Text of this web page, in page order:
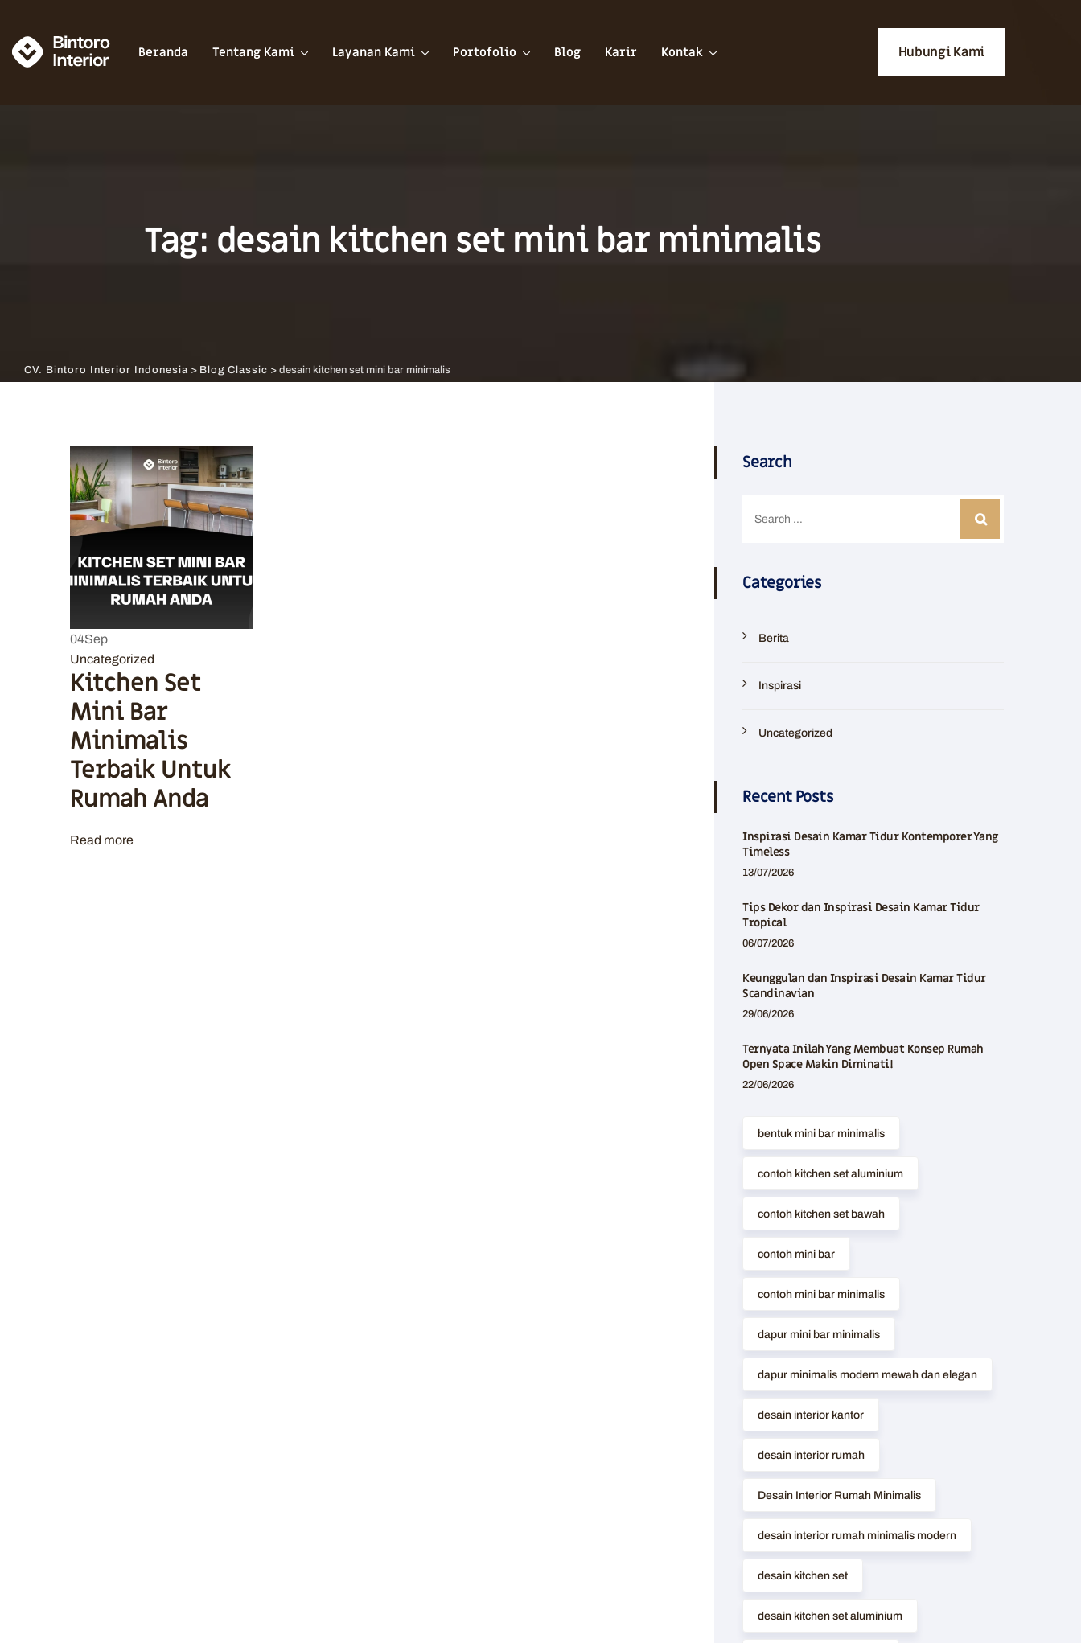
Beranda Tentang Kami Layanan Kami Portofolio Blog Karir Kontak Hubungi Kami
Tag: desain kitchen set mini bar minimalis
CV. Bintoro Interior Indonesia > Blog Classic > desain kitchen set mini bar minimalis
04Sep
Uncategorized
Kitchen Set
Mini Bar
Minimalis
Terbaik Untuk
Rumah Anda
Read more
Search
Categories
Berita
Inspirasi
Uncategorized
Recent Posts
Inspirasi Desain Kamar Tidur Kontemporer Yang
Timeless
13/07/2026
Tips Dekor dan Inspirasi Desain Kamar Tidur
Tropical
06/07/2026
Keunggulan dan Inspirasi Desain Kamar Tidur
Scandinavian
29/06/2026
Ternyata Inilah Yang Membuat Konsep Rumah
Open Space Makin Diminati!
22/06/2026
bentuk mini bar minimalis
contoh kitchen set aluminium
contoh kitchen set bawah
contoh mini bar
contoh mini bar minimalis
dapur mini bar minimalis
dapur minimalis modern mewah dan elegan
desain interior kantor
desain interior rumah
Desain Interior Rumah Minimalis
desain interior rumah minimalis modern
desain kitchen set
desain kitchen set aluminium